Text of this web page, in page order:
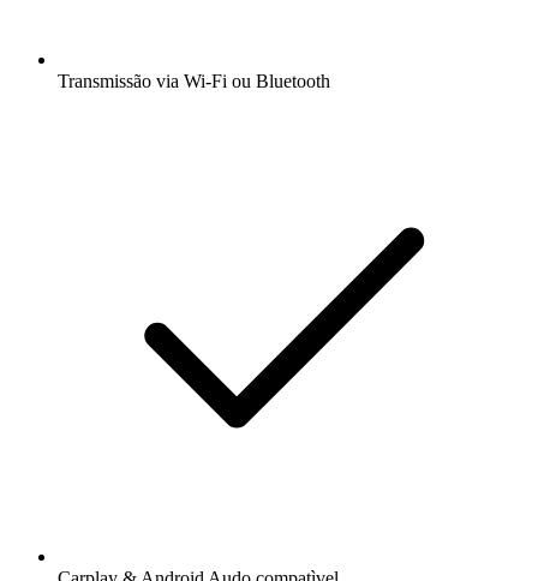
Transmissão via Wi-Fi ou Bluetooth